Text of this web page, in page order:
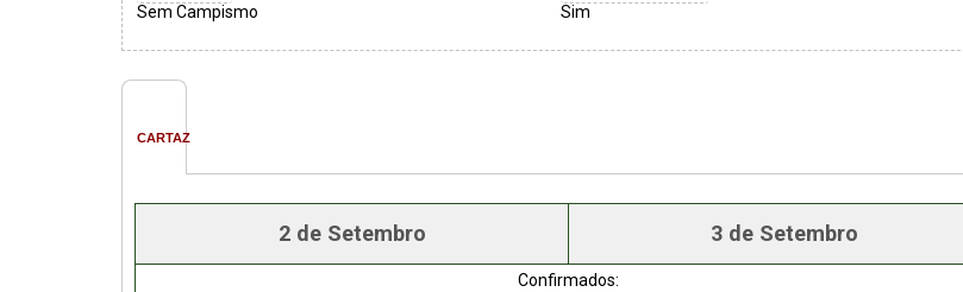
Sem Campismo Sim
CARTAZ
2 de Setembro 3 de Setembro
Confirmados: